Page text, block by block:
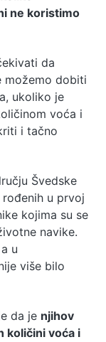
ne koristimo
da
možemo dobiti
ukoliko je
voća i
i tačno
Švedske
u prvoj
kojima su se
navike.
u
više bilo
da je njihov
količini voća i